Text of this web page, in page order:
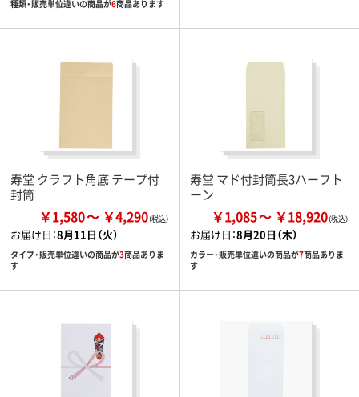
種類・販売単位違いの商品が6商品あります
寿堂 クラフト角底 テープ付
封筒
￥1,580 ￥4,290
お届け日：8月11日（火）
タイプ・販売単位違いの商品が3商品ありま
す
寿堂 マド付封筒長3ハーフト
ーン
￥1,085 ￥18,920
お届け日：8月20日（木）
カラー・販売単位違いの商品が7商品ありま
す